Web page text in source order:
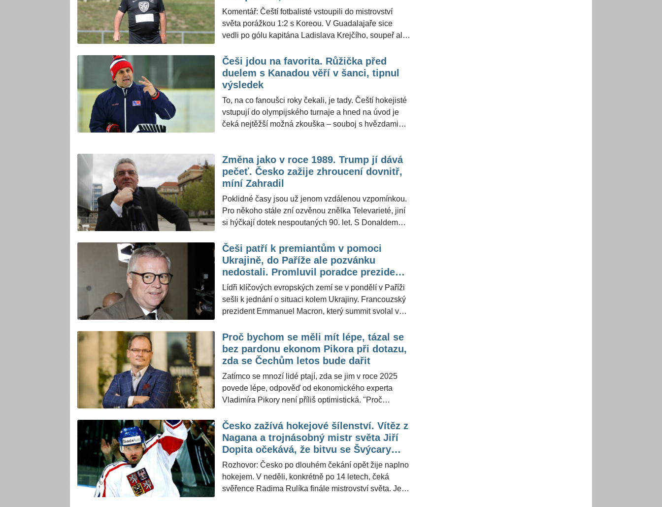
českému týmu příliš nevěří a volá po větší fotbalovosti
v sestavě.
Komentář: Čeští fotbalisté vstoupili do mistrovství
světa porážkou 1:2 s Koreou. V Guadalajaře sice
vedli po gólu kapitána Ladislava Krejčího, soupeř ale
šampionát po dvaceti letech začal zklamáním. Pro
ŽivotvČesku.cz utkání okomentoval internacionál
Ladislav Vízek, který výkon reprezentace označil za
chudý, bez nápadu a bez skutečné fotbalovosti. Podle
něj bude druhý zápas proti Jihoafrické republice
duelem o všechno.
Češi jdou na favorita. Růžička před
duelem s Kanadou věří v šanci, tipnul
výsledek
To, na co fanoušci roky čekali, je tady. Čeští hokejisté
vstupují do olympijského turnaje a hned na úvod je
čeká nejtěžší možná zkouška – souboj s hvězdami
Vladimír Růžička, který jako kapitán dovedl národní
tým ke zlatému Naganu. Vzpomínání na rok 1998 ale
sám nechává stranou a soustředí se na současnost.
Změna jako v roce 1989. Trump jí dává
pečeť. Česko zažije zhroucení dovnitř,
míní Zahradil
Poklidné časy jsou už jenom vzdálenou vzpomínkou.
Pro někoho stále zní ozvěnou znělka Televarieté, jiní
si hýčkají dotek nespoutaných 90. let. S Donaldem
byl 20. ledna 2025. A kde je teď. Dlouholetý
europoslanec a expert na zahraniční politiku Jan
Zahradil na dotaz portálu ŽivotvČesku.cz uvedl, že
a dokonce v čase Jaltské konference roku 1945.
Česko ale podle politického barda připraveno není a
čeká ho tvrdé probuzení.
Češi patří k premiantům v pomoci
Ukrajině, do Paříže ale pozvánku
nedostali. Promluvil poradce prezidenta
Kolář
Lídři klíčových evropských zemí se v pondělí v Paříži
sešli k jednání o situaci kolem Ukrajiny. Francouzský
prezident Emmanuel Macron, který summit svolal v
příměří bez Evropanů, bezprostředně před schůzkou
telefonicky hovořil s americkým prezidentem
Donaldem Trumpem. Informovaly o tom tiskové
mezi nejvýraznější podporovatele Ukrajiny v jejím boji
proti ruské agresi. Od začátku konfliktu poskytla
vojenskou, humanitární i finanční pomoc, přičemž se
ukrajinských vojáků a diplomatické podpoře na
mezinárodní scéně. Přesto pozvánku nedostala.
Redakce ŽivotvČesku.cz oslovila poradce hlavy státu
a bývalého diplomata Petra Koláře, kterého
»nepozvání« jako mnohé překvapilo.
Proč bychom se měli mít lépe, tázal se
bez pardonu ekonom Pikora při dotazu,
zda se Čechům letos bude dařit
Zatímco se mnozí lidé ptají, zda se jim v roce 2025
povede lépe, odpověď od ekonomického experta
Vladimíra Pikory není příliš optimistická. "Proč
udělali? Dá se tady lépe podnikat, je tu méně
byrokracie? Nic takového nevidím. Evropa vymýšlí
věci, aby se nedalo dobře podnikat, aby byl každý
státní zaměstnanec. Takže nevidím žádný důvod k
růstu," uvedl pro ŽivotvČesku.cz nekompromisně
ekonom Vladimír Pikora.
Česko zažívá hokejové šílenství. Vítěz z
Nagana a trojnásobný mistr světa Jiří
Dopita očekává, že bitvu se Švýcary
rozhodnou maličkosti
Rozhovor: Česko po dlouhém čekání opět žije naplno
hokejem. V neděli, konkrétně po 14 letech, čeká
svěřence Radima Rulíka finále mistrovství světa. Je to